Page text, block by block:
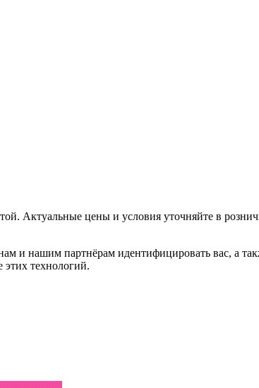
Актуальные цены и условия уточняйте в
и нашим партнёрам идентифицировать вас, а
этих технологий.